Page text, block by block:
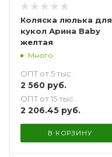
Коляска люлька для
кукол Арина Baby
желтая
Много
ОПТ от 5 тыс.
2 560 руб.
ОПТ от 15 тыс.
2 206.45 руб.
В КОРЗИНУ